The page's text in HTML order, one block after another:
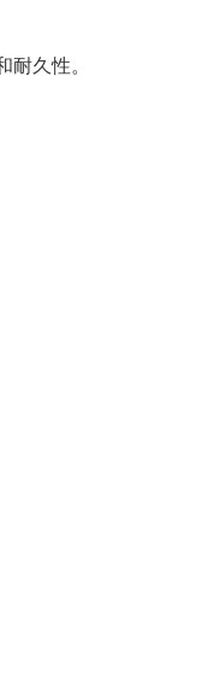
久性。